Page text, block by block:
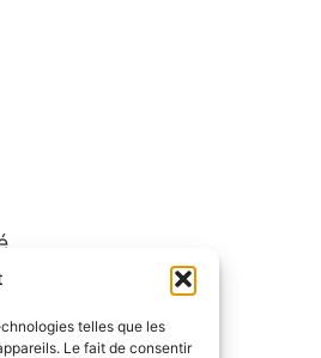
telles que les
Le fait de consentir